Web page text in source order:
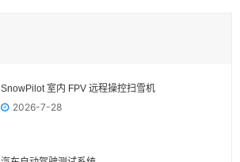
SnowPilot 室内 FPV 远程操控扫雪机
2026-7-28